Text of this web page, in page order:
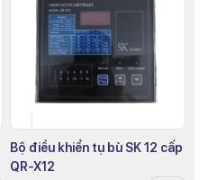
Bộ điều khiển tụ bù SK 12 cấp
QR-X12